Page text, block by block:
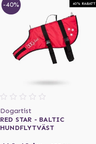
40% RABATT
-40%
Dogartist
RED STAR - BALTIC
HUNDFLYTVÄST